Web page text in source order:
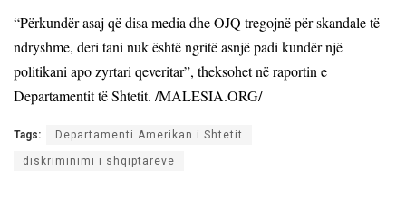
“Përkundër asaj që disa media dhe OJQ tregojnë për skandale të
ndryshme, deri tani nuk është ngritë asnjë padi kundër një
politikani apo zyrtari qeveritar”, theksohet në raportin e
Departamentit të Shtetit. /MALESIA.ORG/
Tags: Departamenti Amerikan i Shtetit
diskriminimi i shqiptarëve